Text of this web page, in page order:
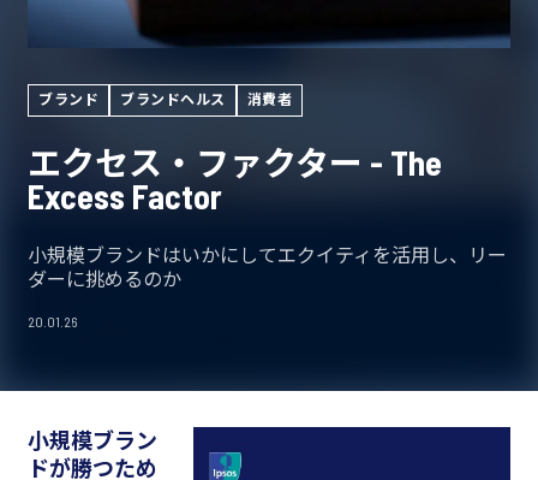
ブランド ブランドヘルス 消費者
エクセス・ファクター - The
Excess Factor
小規模ブランドはいかにしてエクイティを活用し、リー
ダーに挑めるのか
20.01.26
小規模ブラン
ドが勝つため